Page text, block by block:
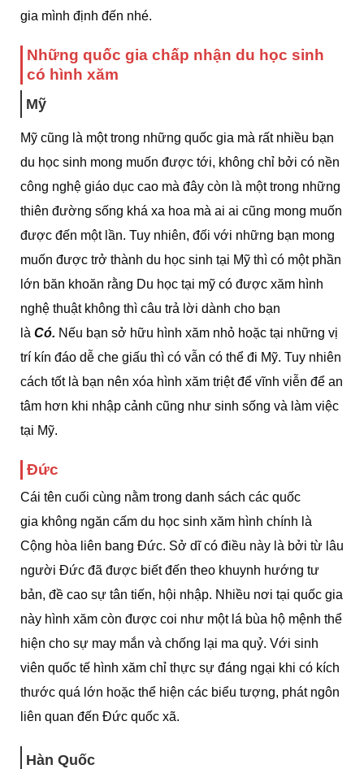
gia mình định đến nhé.
Những quốc gia chấp nhận du học sinh
có hình xăm
Mỹ
Mỹ cũng là một trong những quốc gia mà rất nhiều bạn
du học sinh mong muốn được tới, không chỉ bởi có nền
công nghệ giáo dục cao mà đây còn là một trong những
thiên đường sống khá xa hoa mà ai ai cũng mong muốn
được đến một lần. Tuy nhiên, đối với những bạn mong
muốn được trở thành du học sinh tại Mỹ thì có một phần
lớn băn khoăn rằng Du học tại mỹ có được xăm hình
nghệ thuật không thì câu trả lời dành cho bạn
là Có. Nếu bạn sở hữu hình xăm nhỏ hoặc tại những vị
trí kín đáo dễ che giấu thì có vẫn có thể đi Mỹ. Tuy nhiên
cách tốt là bạn nên xóa hình xăm triệt để vĩnh viễn để an
tâm hơn khi nhập cảnh cũng như sinh sống và làm việc
tại Mỹ.
Đức
Cái tên cuối cùng nằm trong danh sách các quốc
gia không ngăn cấm du học sinh xăm hình chính là
Cộng hòa liên bang Đức. Sở dĩ có điều này là bởi từ lâu
người Đức đã được biết đến theo khuynh hướng tư
bản, đề cao sự tân tiến, hội nhập. Nhiều nơi tại quốc gia
này hình xăm còn được coi như một lá bùa hộ mệnh thể
hiện cho sự may mắn và chống lại ma quỷ. Với sinh
viên quốc tế hình xăm chỉ thực sự đáng ngại khi có kích
thước quá lớn hoặc thể hiện các biểu tượng, phát ngôn
liên quan đến Đức quốc xã.
Hàn Quốc